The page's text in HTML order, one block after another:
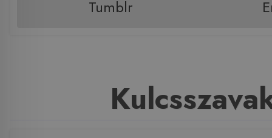
Tumblr